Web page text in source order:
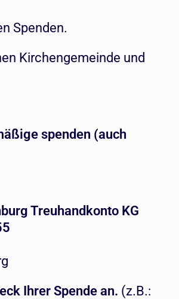
Spenden.
Kirchengemeinde und
spenden (auch
Treuhandkonto KG
Ihrer Spende an. (z.B.: